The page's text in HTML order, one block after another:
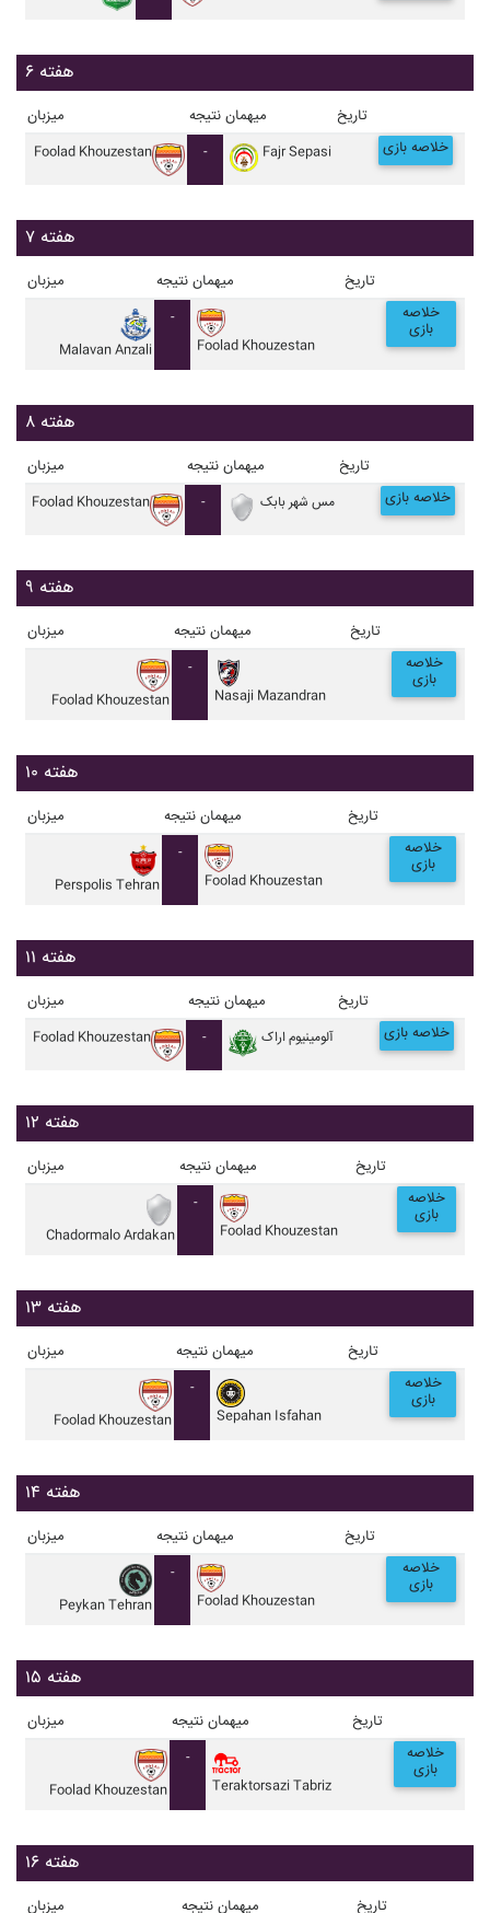
هفته ۶
میزبان نتیجه میهمان تاریخ
Foolad Khouzestan - Fajr Sepasi خلاصه بازی
هفته ۷
میزبان نتیجه میهمان تاریخ
Malavan Anzali
-
Foolad Khouzestan
خلاصه
بازی
هفته ۸
میزبان نتیجه میهمان تاریخ
Foolad Khouzestan - مس شهر بابک خلاصه بازی
هفته ۹
میزبان نتیجه میهمان تاریخ
Foolad Khouzestan
-
Nasaji Mazandran
خلاصه
بازی
هفته ۱۰
میزبان نتیجه میهمان تاریخ
Perspolis Tehran
-
Foolad Khouzestan
خلاصه
بازی
هفته ۱۱
میزبان نتیجه میهمان تاریخ
Foolad Khouzestan - آلومينيوم اراک خلاصه بازی
هفته ۱۲
میزبان نتیجه میهمان تاریخ
Chadormalo Ardakan
-
Foolad Khouzestan
خلاصه
بازی
هفته ۱۳
میزبان نتیجه میهمان تاریخ
Foolad Khouzestan
-
Sepahan Isfahan
خلاصه
بازی
هفته ۱۴
میزبان نتیجه میهمان تاریخ
Peykan Tehran
-
Foolad Khouzestan
خلاصه
بازی
هفته ۱۵
میزبان نتیجه میهمان تاریخ
Foolad Khouzestan
-
Teraktorsazi Tabriz
خلاصه
بازی
هفته ۱۶
میزبان نتیجه میهمان تاریخ